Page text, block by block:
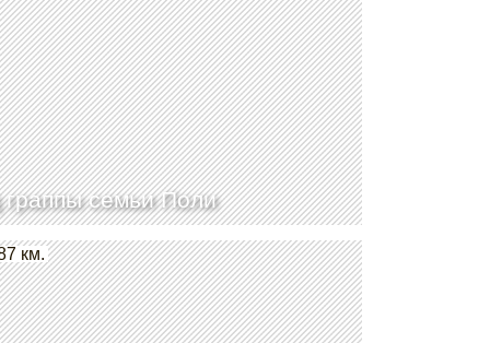
граппы семьи Поли
км.